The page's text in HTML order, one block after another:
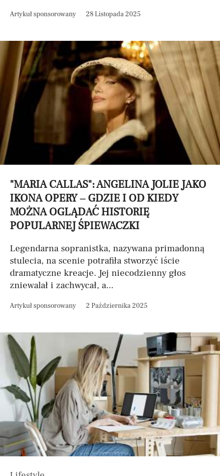
Artykuł sponsorowany 28 Listopada 2025
"MARIA CALLAS": ANGELINA JOLIE JAKO
IKONA OPERY – GDZIE I OD KIEDY
MOŻNA OGLĄDAĆ HISTORIĘ
POPULARNEJ ŚPIEWACZKI
Legendarna sopranistka, nazywana primadonną
stulecia, na scenie potrafiła stworzyć iście
dramatyczne kreacje. Jej niecodzienny głos
zniewalał i zachwycał, a...
Artykuł sponsorowany 2 Października 2025